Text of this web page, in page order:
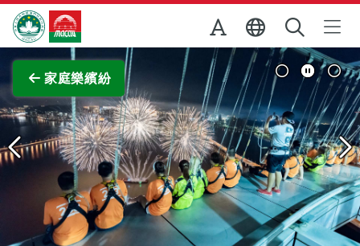
跳至主内容
澳門特別行政區政府旅遊局
家庭樂繽紛
查看原圖